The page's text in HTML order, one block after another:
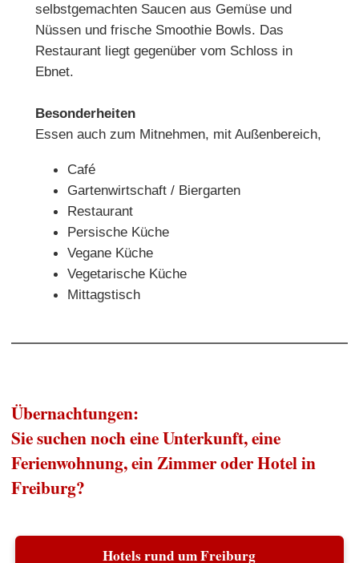
selbstgemachten Saucen aus Gemüse und
Nüssen und frische Smoothie Bowls. Das
Restaurant liegt gegenüber vom Schloss in
Ebnet.
Besonderheiten
Essen auch zum Mitnehmen, mit Außenbereich,
Café
Gartenwirtschaft / Biergarten
Restaurant
Persische Küche
Vegane Küche
Vegetarische Küche
Mittagstisch
Übernachtungen:
Sie suchen noch eine Unterkunft, eine
Ferienwohnung, ein Zimmer oder Hotel in
Freiburg?
Hotels rund um Freiburg